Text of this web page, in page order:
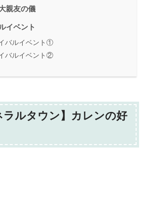
親友の儀
イベント
バルイベント①
バルイベント②
ラルタウン】カレンの好